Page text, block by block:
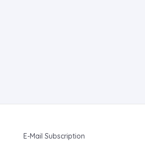
E-Mail Subscription